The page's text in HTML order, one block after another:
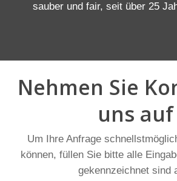
sauber und fair, seit über 25
Nehmen Sie
uns auf
Um Ihre Anfrage
können, füllen Sie bitte alle
gekennzeichnet sind